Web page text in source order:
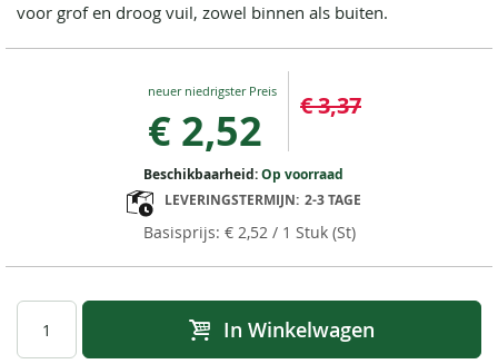
voor grof en droog vuil, zowel binnen als buiten.
Special
€ 2,52 € 3,37
€ 2,52/ 1 Stuk (St)
Beschikbaarheid:Op voorraad
LEVERINGSTERMIJN: 2-3 TAGE
In Winkelwagen